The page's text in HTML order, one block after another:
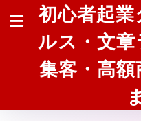
初心者起
ルス・文章
集客・高